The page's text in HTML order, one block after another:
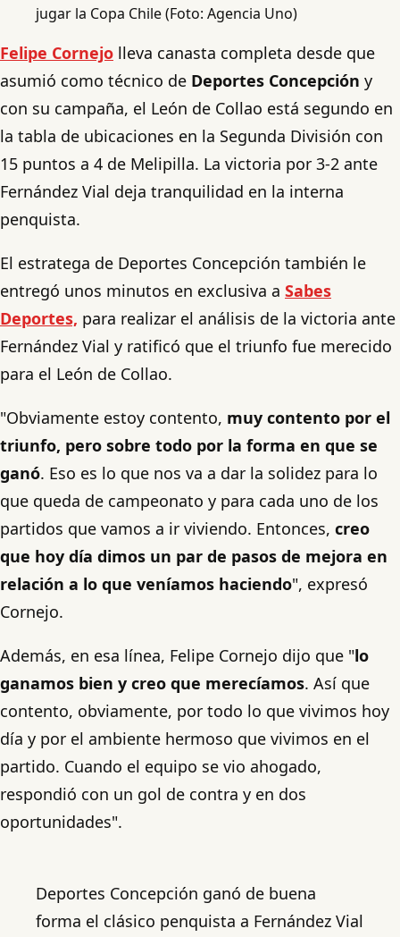
jugar la Copa Chile (Foto: Agencia Uno)
Felipe Cornejo lleva canasta completa desde que
asumió como técnico de Deportes Concepción y
con su campaña, el León de Collao está segundo en
la tabla de ubicaciones en la Segunda División con
15 puntos a 4 de Melipilla. La victoria por 3-2 ante
Fernández Vial deja tranquilidad en la interna
penquista.
El estratega de Deportes Concepción también le
entregó unos minutos en exclusiva a Sabes
Deportes, para realizar el análisis de la victoria ante
Fernández Vial y ratificó que el triunfo fue merecido
para el León de Collao.
"Obviamente estoy contento, muy contento por el
triunfo, pero sobre todo por la forma en que se
ganó. Eso es lo que nos va a dar la solidez para lo
que queda de campeonato y para cada uno de los
partidos que vamos a ir viviendo. Entonces, creo
que hoy día dimos un par de pasos de mejora en
relación a lo que veníamos haciendo", expresó
Cornejo.
Además, en esa línea, Felipe Cornejo dijo que "lo
ganamos bien y creo que merecíamos. Así que
contento, obviamente, por todo lo que vivimos hoy
día y por el ambiente hermoso que vivimos en el
partido. Cuando el equipo se vio ahogado,
respondió con un gol de contra y en dos
oportunidades".
Deportes Concepción ganó de buena
forma el clásico penquista a Fernández Vial